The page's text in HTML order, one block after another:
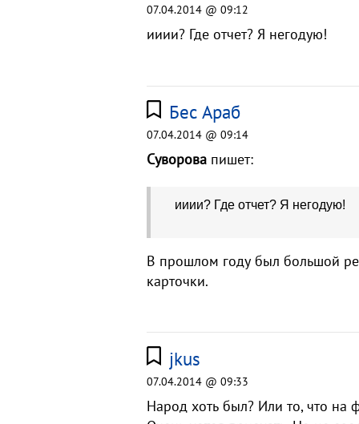
07.04.2014 @ 09:12
ииии? Где отчет? Я негодую!
Бес Араб
07.04.2014 @ 09:14
Суворова пишет:
ииии? Где отчет? Я негодую!
В прошлом году был большой
карточки.
jkus
07.04.2014 @ 09:33
Народ хоть был? Или то, что на